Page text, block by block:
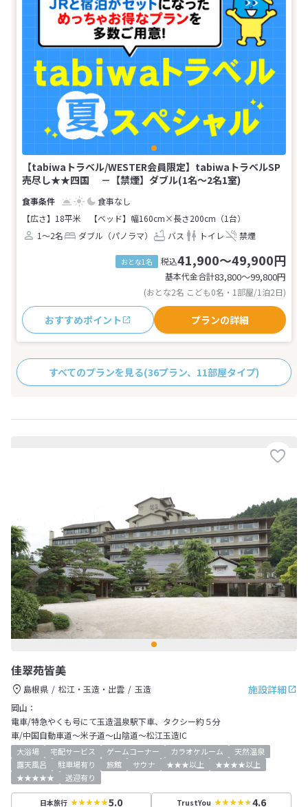
【tabiwaトラベル/WESTER会員限定】tabiwaトラベルSP
売尽し★★四国 －【禁煙】ダブル(1名～2名1室)
食事なし
【広さ】18平米
【ベッド】幅160cm×長さ200cm（1台）
1～2名
ダブル（パノラマ） バス トイレ 禁煙
おとな1名 税込41,900～49,900円
基本代金合計83,800〜99,800円
(おとな2名 こども0名・1部屋/1泊2日)
おすすめポイント プランの詳細
すべてのプランを見る(36プラン、11部屋タイプ)
佳翠苑皆美
施設詳細
島根県 松江・玉造・出雲
玉造
岡山：
電車/特急やくも号にて玉造温泉駅下車、タクシー約５分
車/中国自動車道～米子道～山陰道～松江玉造IC
大浴場 宅配サービス ゲームコーナー カラオケルーム
天然温泉
露天風呂
駐車場有り 旅館 サウナ ★★★以上
★★★★以上
★★★★★
送迎有り
日本旅行 5.0 TrustYou 4.6